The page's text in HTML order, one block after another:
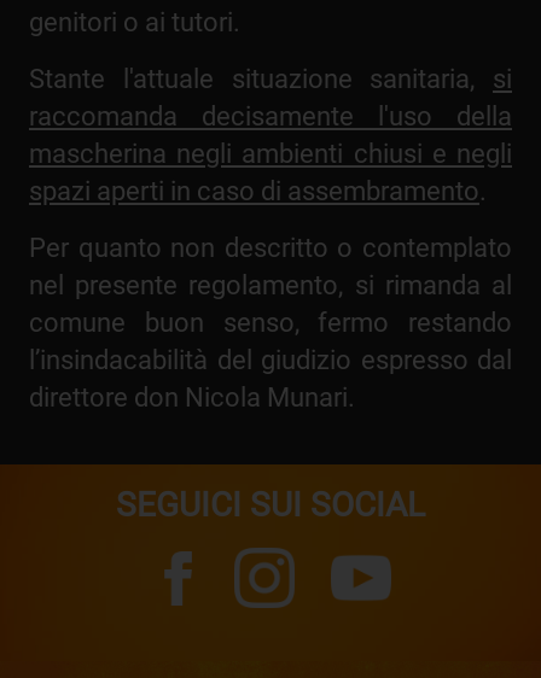
genitori o ai tutori.
Stante l'attuale situazione sanitaria, si
raccomanda decisamente l'uso della
mascherina negli ambienti chiusi e negli
spazi aperti in caso di assembramento.
Per quanto non descritto o contemplato
nel presente regolamento, si rimanda al
comune buon senso, fermo restando
l’insindacabilità del giudizio espresso dal
direttore don Nicola Munari.
SEGUICI SUI SOCIAL